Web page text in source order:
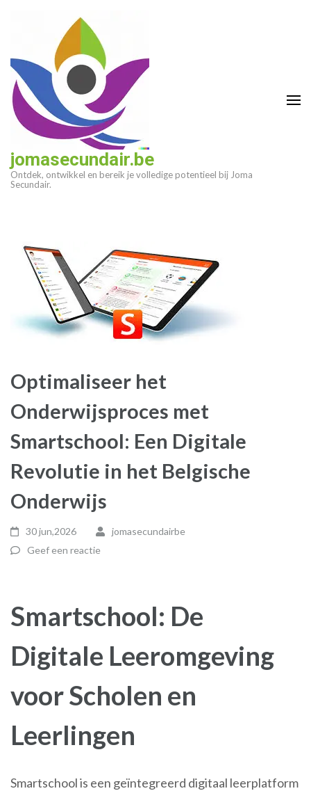
(druk
enter)
jomasecundair.be
Ontdek, ontwikkel en bereik je volledige potentieel bij Joma
Secundair.
Optimaliseer het
Onderwijsproces met
Smartschool: Een Digitale
Revolutie in het Belgische
Onderwijs
30 jun,2026
jomasecundairbe
Geef een reactie
Smartschool: De
Digitale Leeromgeving
voor Scholen en
Leerlingen
Smartschool is een geïntegreerd digitaal leerplatform